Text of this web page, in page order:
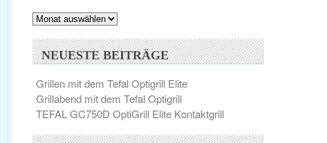
Archiv
NEUESTE BEITRÄGE
Grillen mit dem Tefal Optigrill Elite
Grillabend mit dem Tefal Optigrill
TEFAL GC750D OptiGrill Elite Kontaktgrill